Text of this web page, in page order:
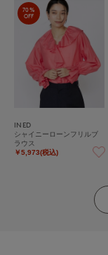
70%
OFF
INED
シャイニーローンフリルブ
ラウス
￥5,973(税込)